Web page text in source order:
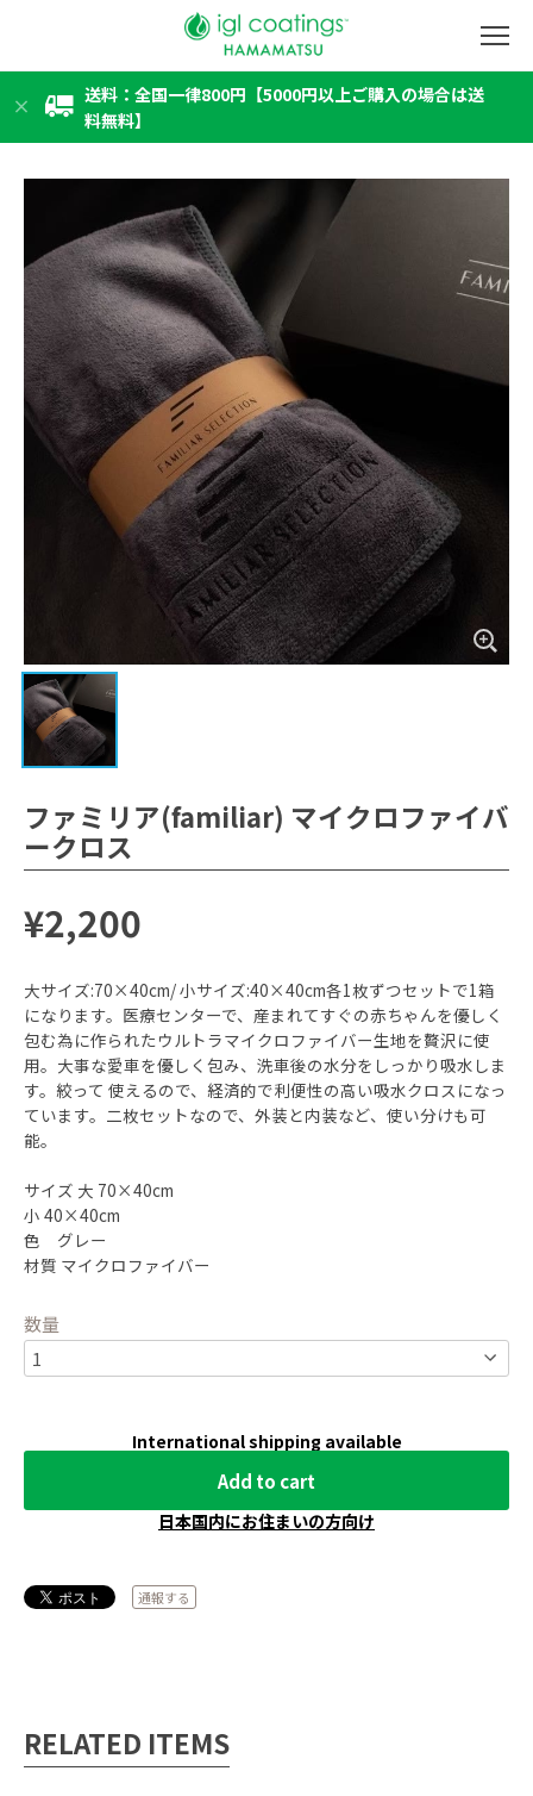
送料：全国一律800円【5000円以上ご購入の場合は送
料無料】
ファミリア(familiar) マイクロファイバ
ークロス
¥2,200
大サイズ:70×40cm/ 小サイズ:40×40cm各1枚ずつセットで1箱
になります。医療センターで、産まれてすぐの赤ちゃんを優しく
包む為に作られたウルトラマイクロファイバー生地を贅沢に使
用。大事な愛車を優しく包み、洗車後の水分をしっかり吸水しま
す。絞って 使えるので、経済的で利便性の高い吸水クロスになっ
ています。二枚セットなので、外装と内装など、使い分けも可
能。
サイズ 大 70×40cm
小 40×40cm
色 グレー
材質 マイクロファイバー
数量
International shipping available
Add to cart
日本国内にお住まいの方向け
通報する
RELATED ITEMS